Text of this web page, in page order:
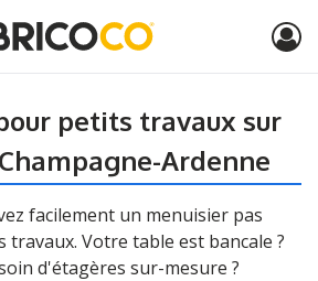
petits travaux sur
Ardenne
facilement un menuisier pas
Votre table est bancale ?
d'étagères sur-mesure ?